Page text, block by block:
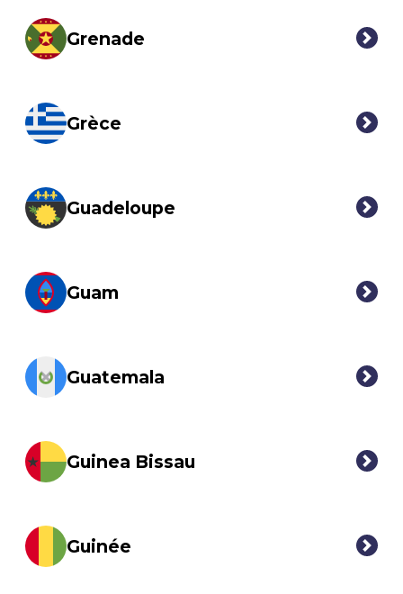
Grenade
Grèce
Guadeloupe
Guam
Guatemala
Guinea Bissau
Guinée